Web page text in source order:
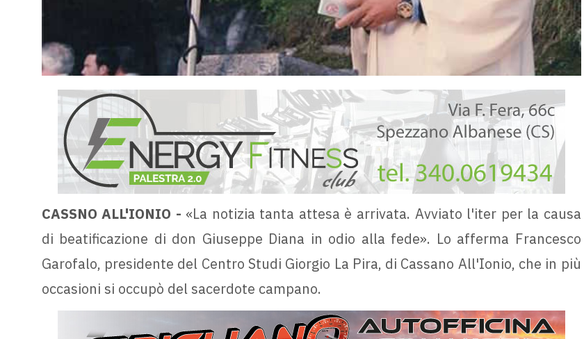
CASSNO ALL'IONIO - «La notizia tanta attesa è arrivata. Avviato l'iter per la causa
di beatificazione di don Giuseppe Diana in odio alla fede». Lo afferma Francesco
Garofalo, presidente del Centro Studi Giorgio La Pira, di Cassano All'Ionio, che in più
occasioni si occupò del sacerdote campano.